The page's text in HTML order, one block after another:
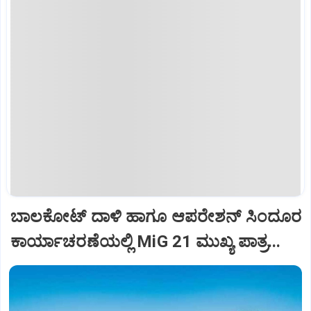
ಬಾಲಕೋಟ್‌ ದಾಳಿ ಹಾಗೂ ಆಪರೇಶನ್‌ ಸಿಂದೂರ
ಕಾರ್ಯಾಚರಣೆಯಲ್ಲಿ MiG 21 ಮುಖ್ಯ ಪಾತ್ರ...